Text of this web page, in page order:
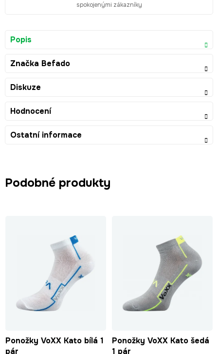
spokojenými zákazníky
Popis
Značka Befado
Diskuze
Hodnocení
Ostatní informace
Podobné produkty
Ponožky VoXX Kato bílá 1
pár
Ponožky VoXX Kato šedá
1 pár